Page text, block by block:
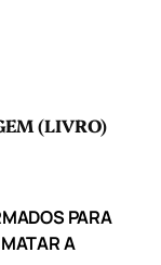
(LIVRO)
PARA
A